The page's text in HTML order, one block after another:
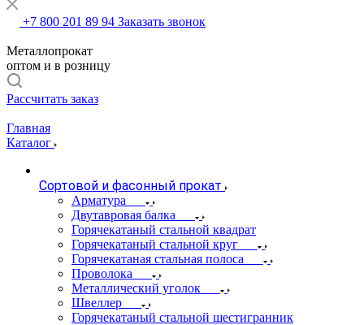
+7 800 201 89 94 Заказать звонок
Металлопрокат
оптом и в розницу
Рассчитать заказ
Главная
Каталог
Сортовой и фасонный прокат
Арматура
Двутавровая балка
Горячекатаный стальной квадрат
Горячекатаный стальной круг
Горячекатаная стальная полоса
Проволока
Металлический уголок
Швеллер
Горячекатаный стальной шестигранник